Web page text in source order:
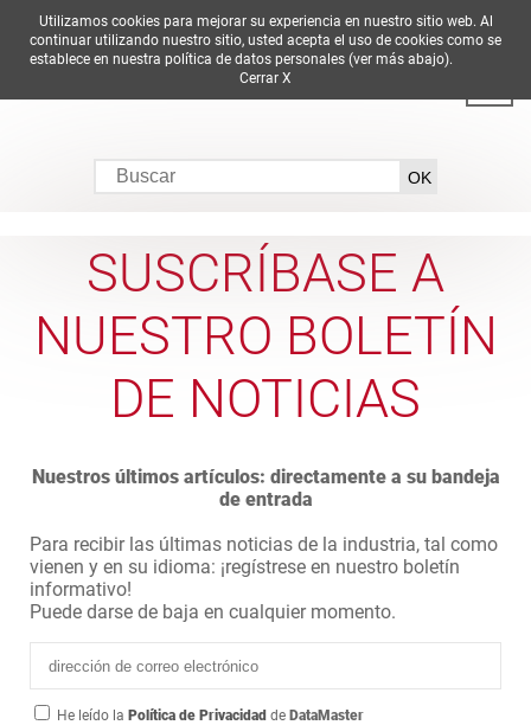
DE EN ES FR
SUSCRÍBASE A
NUESTRO BOLETÍN
DE NOTICIAS
Nuestros últimos artículos: directamente a su bandeja
de entrada
Para recibir las últimas noticias de la industria, tal como
vienen y en su idioma: ¡regístrese en nuestro boletín
informativo!
Puede darse de baja en cualquier momento.
He leído la Política de Privacidad de DataMaster
Utilizamos cookies para mejorar su experiencia en nuestro sitio web. Al
continuar utilizando nuestro sitio, usted acepta el uso de cookies como se
establece en nuestra política de datos personales (ver más abajo).
Cerrar X